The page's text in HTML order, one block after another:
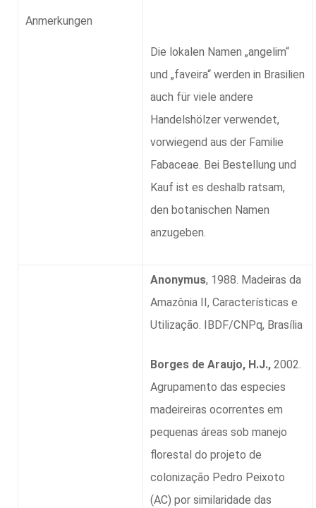
Anmerkungen
Die lokalen Namen angelim
und faveira werden in Brasilien
auch für viele andere
Handelshölzer verwendet,
vorwiegend aus der Familie
Fabaceae. Bei Bestellung und
Kauf ist es deshalb ratsam,
den botanischen Namen
anzugeben.
Anonymus, 1988. Madeiras da
Amazônia II, Características e
Utilização. IBDF/CNPq, Brasília
Borges de Araujo, H.J., 2002.
Agrupamento das especies
madeireiras ocorrentes em
pequenas áreas sob manejo
florestal do projeto de
colonização Pedro Peixoto
(AC) por similaridade das